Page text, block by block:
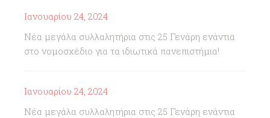
Ιανουαρίου 24, 2024
Νέα μεγάλα συλλαλητήρια στις 25 Γενάρη ενάντια
στο νομοσχέδιο για τα ιδιωτικά πανεπιστήμια!
Ιανουαρίου 24, 2024
Νέα μεγάλα συλλαλητήρια στις 25 Γενάρη ενάντια